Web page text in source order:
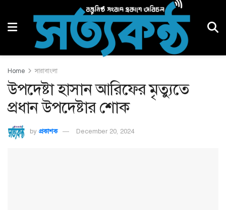
Home সারাবাংলা
উপদেষ্টা হাসান আরিফের মৃত্যুতে
প্রধান উপদেষ্টার শোক
by প্রকাশক December 20, 2024